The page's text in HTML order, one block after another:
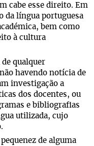
cabe esse direito. Em
da língua portuguesa
bem como
à cultura
de qualquer
havendo notícia de
investigação a
dos docentes, ou
e bibliografias
utilizada, cujo
de alguma